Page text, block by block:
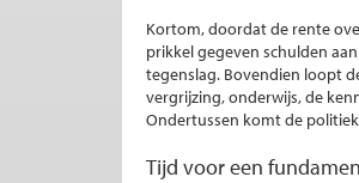
Kortom, doordat de rente
prikkel gegeven schulden
tegenslag. Bovendien loopt
vergrijzing, onderwijs, de
Ondertussen komt de
Tijd voor een